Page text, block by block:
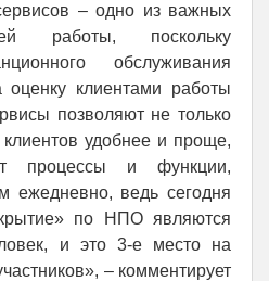
– одно из важных
работы, поскольку
обслуживания
клиентами работы
позволяют не только
удобнее и проще,
процессы и функции,
ежедневно, ведь сегодня
по НПО являются
и это 3-е место на
– комментирует